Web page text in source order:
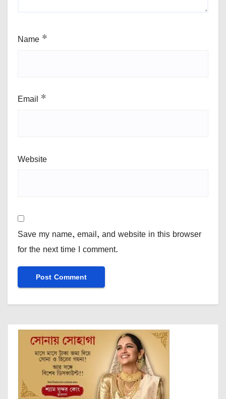
Name *
Email *
Website
Save my name, email, and website in this browser
for the next time I comment.